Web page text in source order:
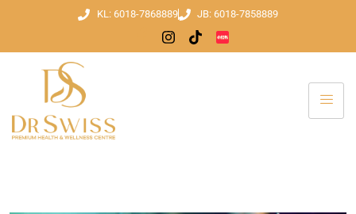
KL: 6018-7868889 JB: 6018-7858889